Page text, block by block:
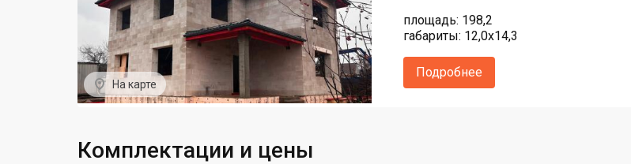
На карте
площадь: 198,2
габариты: 12,0х14,3
Подробнее
Комплектации и цены